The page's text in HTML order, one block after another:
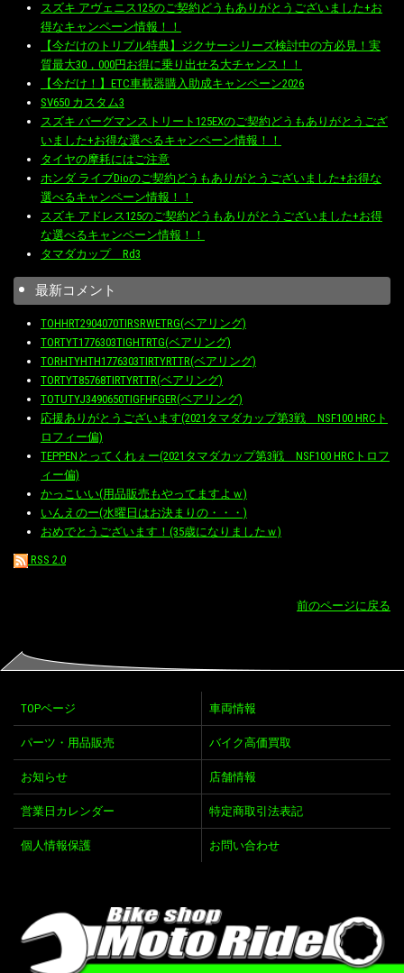
スズキ アヴェニス125のご契約どうもありがとうございました+お
得なキャンペーン情報！！
【今だけのトリプル特典】ジクサーシリーズ検討中の方必見！実
質最大30，000円お得に乗り出せる大チャンス！！
【今だけ！】ETC車載器購入助成キャンペーン2026
SV650 カスタム3
スズキ バーグマンストリート125EXのご契約どうもありがとうござ
いました+お得な選べるキャンペーン情報！！
タイヤの摩耗にはご注意
ホンダ ライブDioのご契約どうもありがとうございました+お得な
選べるキャンペーン情報！！
スズキ アドレス125のご契約どうもありがとうございました+お得
な選べるキャンペーン情報！！
タマダカップ Rd3
最新コメント
TOHHRT2904070TIRSRWETRG(ベアリング)
TORTYT1776303TIGHTRTG(ベアリング)
TORHTYHTH1776303TIRTYRTTR(ベアリング)
TORTYT85768TIRTYRTTR(ベアリング)
TOTUTYJ3490650TIGFHFGER(ベアリング)
応援ありがとうございます(2021タマダカップ第3戦 NSF100 HRCト
ロフィー偏)
TEPPENとってくれぇー(2021タマダカップ第3戦 NSF100 HRCトロフ
ィー偏)
かっこいい(用品販売もやってますよｗ)
いんえのー(水曜日はお決まりの・・・)
おめでとうございます！(35歳になりましたｗ)
RSS 2.0
前のページに戻る
TOPページ 車両情報
パーツ・用品販売 バイク高価買取
お知らせ 店舗情報
営業日カレンダー 特定商取引法表記
個人情報保護 お問い合わせ